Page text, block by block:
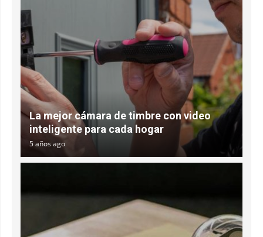
La mejor cámara de timbre con video
inteligente para cada hogar
5 años ago